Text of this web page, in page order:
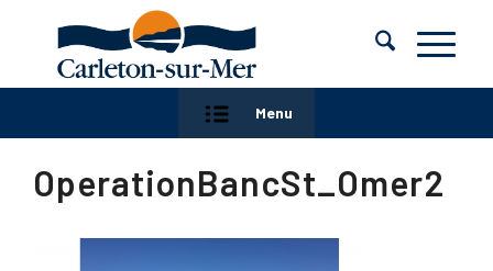
Menu
OperationBancSt_Omer2